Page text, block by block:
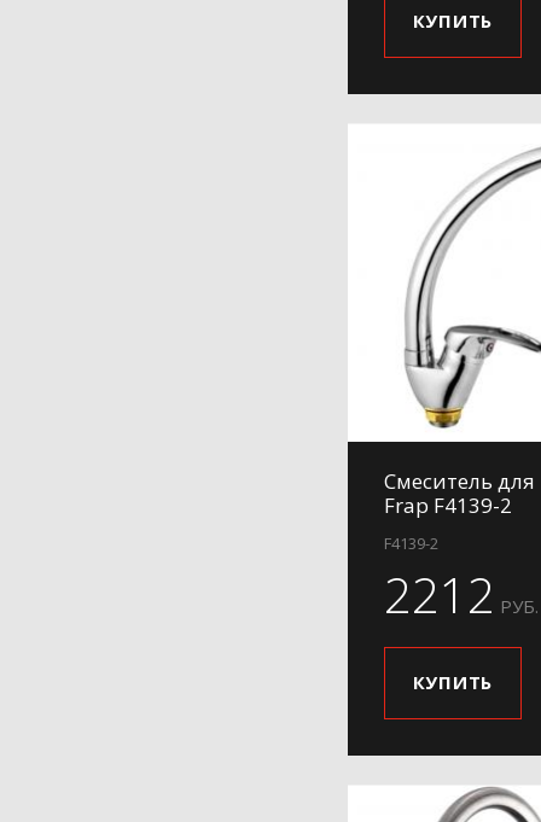
КУПИТЬ
Смеситель для
Frap F4139-2
F4139-2
2212 РУБ.
КУПИТЬ